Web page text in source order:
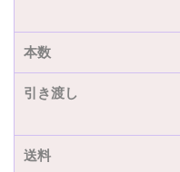
本数
引き渡し
送料